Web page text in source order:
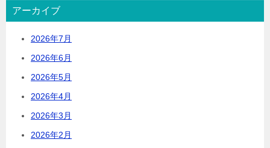
アーカイブ
2026年7月
2026年6月
2026年5月
2026年4月
2026年3月
2026年2月